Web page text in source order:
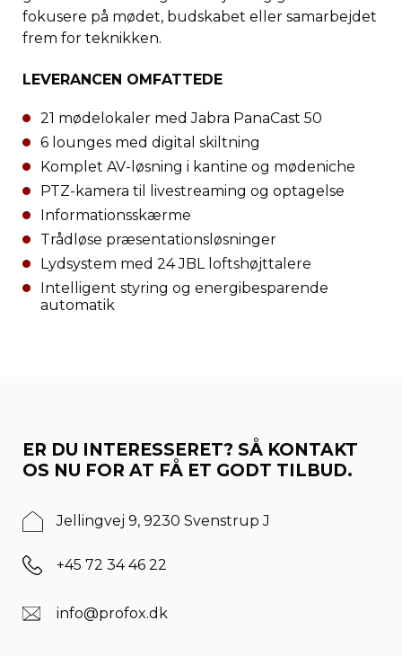
fokusere på mødet, budskabet eller samarbejdet
frem for teknikken.
LEVERANCEN OMFATTEDE
21 mødelokaler med Jabra PanaCast 50
6 lounges med digital skiltning
Komplet AV-løsning i kantine og mødeniche
PTZ-kamera til livestreaming og optagelse
Informationsskærme
Trådløse præsentationsløsninger
Lydsystem med 24 JBL loftshøjttalere
Intelligent styring og energibesparende
automatik
ER DU INTERESSERET? SÅ KONTAKT
OS NU FOR AT FÅ ET GODT TILBUD.
Jellingvej 9, 9230 Svenstrup J
+45 72 34 46 22
info@profox.dk